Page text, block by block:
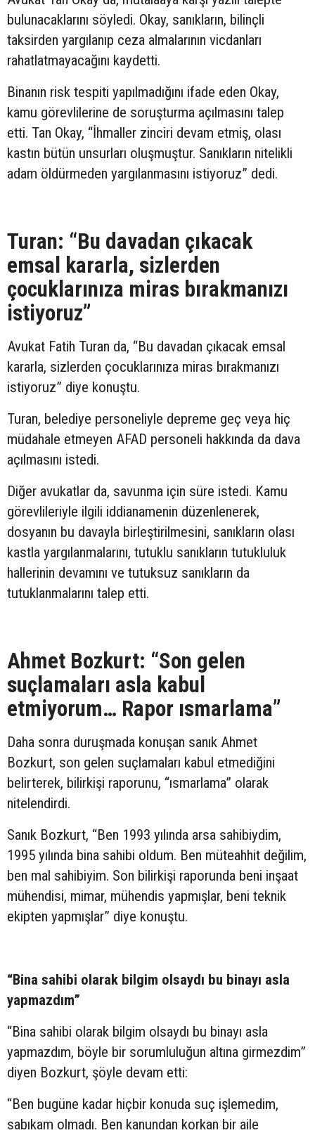
bulunacaklarını söyledi. Okay, sanıkların, bilinçli
taksirden yargılanıp ceza almalarının vicdanları
rahatlatmayacağını kaydetti.
Binanın risk tespiti yapılmadığını ifade eden Okay,
kamu görevlilerine de soruşturma açılmasını talep
etti. Tan Okay, “İhmaller zinciri devam etmiş, olası
kastın bütün unsurları oluşmuştur. Sanıkların nitelikli
adam öldürmeden yargılanmasını istiyoruz” dedi.
Turan: “Bu davadan çıkacak
emsal kararla, sizlerden
çocuklarınıza miras bırakmanızı
istiyoruz”
Avukat Fatih Turan da, “Bu davadan çıkacak emsal
kararla, sizlerden çocuklarınıza miras bırakmanızı
istiyoruz” diye konuştu.
Turan, belediye personeliyle depreme geç veya hiç
müdahale etmeyen AFAD personeli hakkında da dava
açılmasını istedi.
Diğer avukatlar da, savunma için süre istedi. Kamu
görevlileriyle ilgili iddianamenin düzenlenerek,
dosyanın bu davayla birleştirilmesini, sanıkların olası
kastla yargılanmalarını, tutuklu sanıkların tutukluluk
hallerinin devamını ve tutuksuz sanıkların da
tutuklanmalarını talep etti.
Ahmet Bozkurt: “Son gelen
suçlamaları asla kabul
etmiyorum… Rapor ısmarlama”
Daha sonra duruşmada konuşan sanık Ahmet
Bozkurt, son gelen suçlamaları kabul etmediğini
belirterek, bilirkişi raporunu, “ısmarlama” olarak
nitelendirdi.
Sanık Bozkurt, “Ben 1993 yılında arsa sahibiydim,
1995 yılında bina sahibi oldum. Ben müteahhit değilim,
ben mal sahibiyim. Son bilirkişi raporunda beni inşaat
mühendisi, mimar, mühendis yapmışlar, beni teknik
ekipten yapmışlar” diye konuştu.
“Bina sahibi olarak bilgim olsaydı bu binayı asla
yapmazdım”
“Bina sahibi olarak bilgim olsaydı bu binayı asla
yapmazdım, böyle bir sorumluluğun altına girmezdim”
diyen Bozkurt, şöyle devam etti:
“Ben bugüne kadar hiçbir konuda suç işlemedim,
sabıkam olmadı. Ben kanundan korkan bir aile